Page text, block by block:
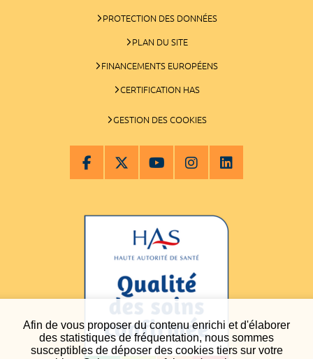
Afin de vous proposer du contenu enrichi et d'élaborer
des statistiques de fréquentation, nous sommes
susceptibles de déposer des cookies tiers sur votre
PROTECTION DES DONNÉES
PLAN DU SITE
FINANCEMENTS EUROPÉENS
CERTIFICATION HAS
GESTION DES COOKIES